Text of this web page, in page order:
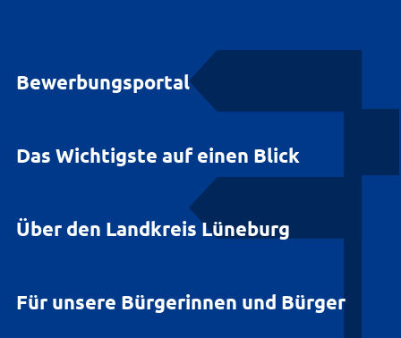
Bewerbungsportal
Das Wichtigste auf einen Blick
Über den Landkreis Lüneburg
Für unsere Bürgerinnen und Bürger